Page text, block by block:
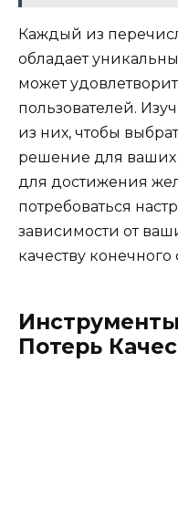
Каждый из
обладает
может
пользователей.
из них, чтобы
решение для ваших
для достижения
потребоваться
зависимости от
качеству конечного
Потерь